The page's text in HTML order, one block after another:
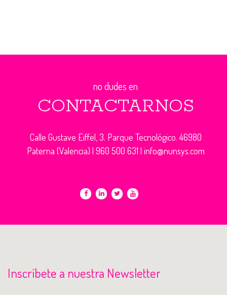
no dudes en
CONTACTARNOS
Calle Gustave Eiffel, 3. Parque Tecnológico. 46980
Paterna (Valencia) | 960 500 631 | info@nunsys.com
Inscríbete a nuestra Newsletter